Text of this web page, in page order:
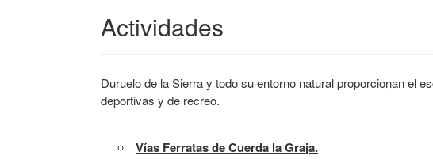
Actividades
Duruelo de la Sierra y todo su entorno natural proporcionan el
deportivas y de recreo.
Vías Ferratas de Cuerda la Graja.